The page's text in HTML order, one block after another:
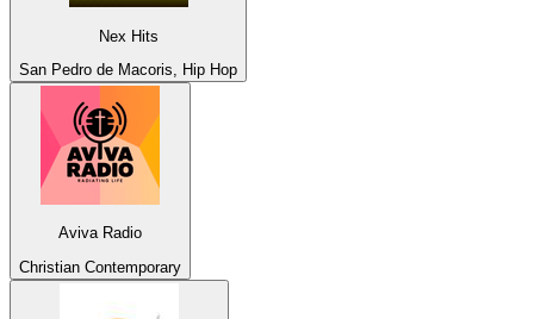
Nex Hits
San Pedro de Macoris, Hip Hop
Aviva Radio
Christian Contemporary